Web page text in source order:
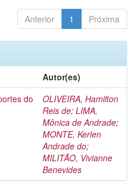
Anterior 1 Próxima
Autor(es)
do
OLIVEIRA, Hamilton
Reis de; LIMA,
Mônica de Andrade;
MONTE, Kerlen
Andrade do;
MILITÃO, Vivianne
Benevides